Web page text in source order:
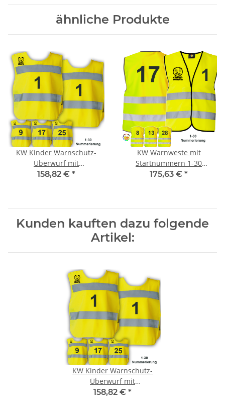
ähnliche Produkte
KW Kinder Warnschutz-
Überwurf mit
Startnummern 1-30
158,82 € *
KW Warnweste mit
Startnummern 1-30
Fahrradtraining Fahrrad
175,63 € *
Kunden kauften dazu folgende
Artikel:
KW Kinder Warnschutz-
Überwurf mit
Startnummern 1-30
158,82 € *